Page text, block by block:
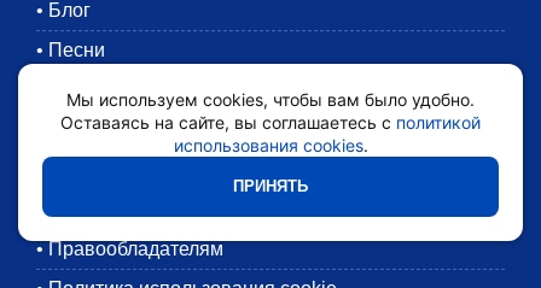
• Блог
• Песни
Раскраски
Картинки
•
•
• Правообладателям
Мы используем cookies, чтобы вам было удобно.
Оставаясь на сайте, вы соглашаетесь с политикой
использования cookies.
ПРИНЯТЬ